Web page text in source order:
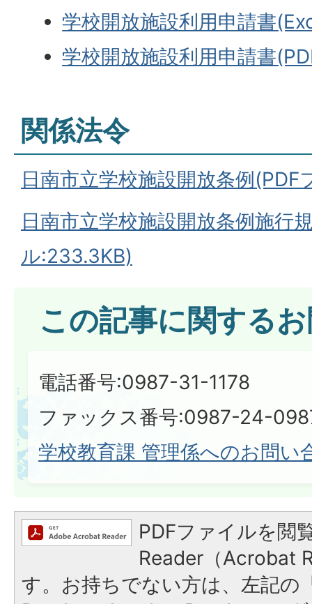
学校開放施設利用申請書
学校開放施設利用申請書
関係法令
日南市立学校施設開放条例(PDF
日南市立学校施設開放条例施行
ル:233.3KB)
この記事に関する
電話番号:0987-31-1178
ファックス番号:0987-24-
学校教育課 管理係へのお問い
PDFファイルを閲
Reader（Acrobat
す。お持ちでない方は、左記の